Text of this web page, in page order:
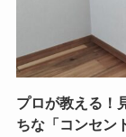
プロが教える！
ちな「コンセン